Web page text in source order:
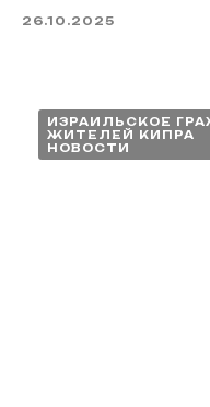
26.10.2025
ИЗРАИЛЬСКОЕ
ЖИТЕЛЕЙ КИПРА
НОВОСТИ